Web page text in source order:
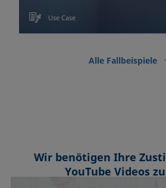
Use Case
Alle Fallbeispiele
Wir benötigen Ihre
YouTube Videos